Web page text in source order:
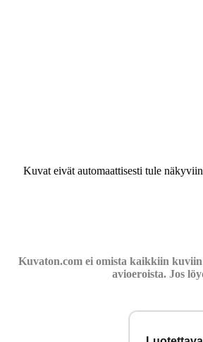
Kuvat eivät automaattisesti tule
Kuvaton.com ei omista kaikkiin
avioeroista. Jos